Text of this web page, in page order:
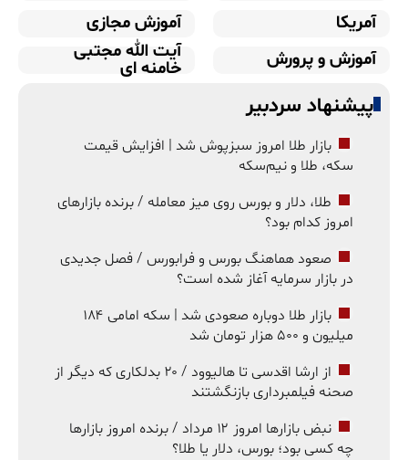
آمریکا
آموزش مجازی
آموزش و پرورش
آیت الله مجتبی
خامنه ای
پیشنهاد سردبیر
بازار طلا امروز سبزپوش شد | افزایش قیمت
سکه، طلا و نیم‌سکه
طلا، دلار و بورس روی میز معامله / برنده بازارهای
امروز کدام بود؟
صعود هماهنگ بورس و فرابورس / فصل جدیدی
در بازار سرمایه آغاز شده است؟
بازار طلا دوباره صعودی شد | سکه امامی ۱۸۴
میلیون و ۵۰۰ هزار تومان شد
از ارشا اقدسی تا هالیوود / ۲۰ بدلکاری که دیگر از
صحنه فیلمبرداری بازنگشتند
نبض بازارها امروز ۱۲ مرداد / برنده امروز بازارها
چه کسی بود؛ بورس، دلار یا طلا؟